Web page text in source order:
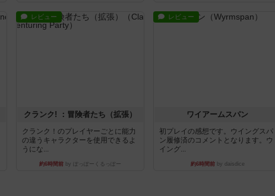
レビュー
クランク! ：冒険者たち（拡張）
クランク！のプレイヤーごとに能力
の違うキャラクターを使用できるよ
うにな...
約6時間前 by ぽっぽーくるっぽー
レビュー
ワイアームスパン
初プレイの感想です。ウイングスパ
ン履修済のコメントとなります。ウ
イング...
約6時間前by daisdice